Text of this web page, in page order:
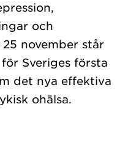
och
november står
Sveriges första
det nya effektiva